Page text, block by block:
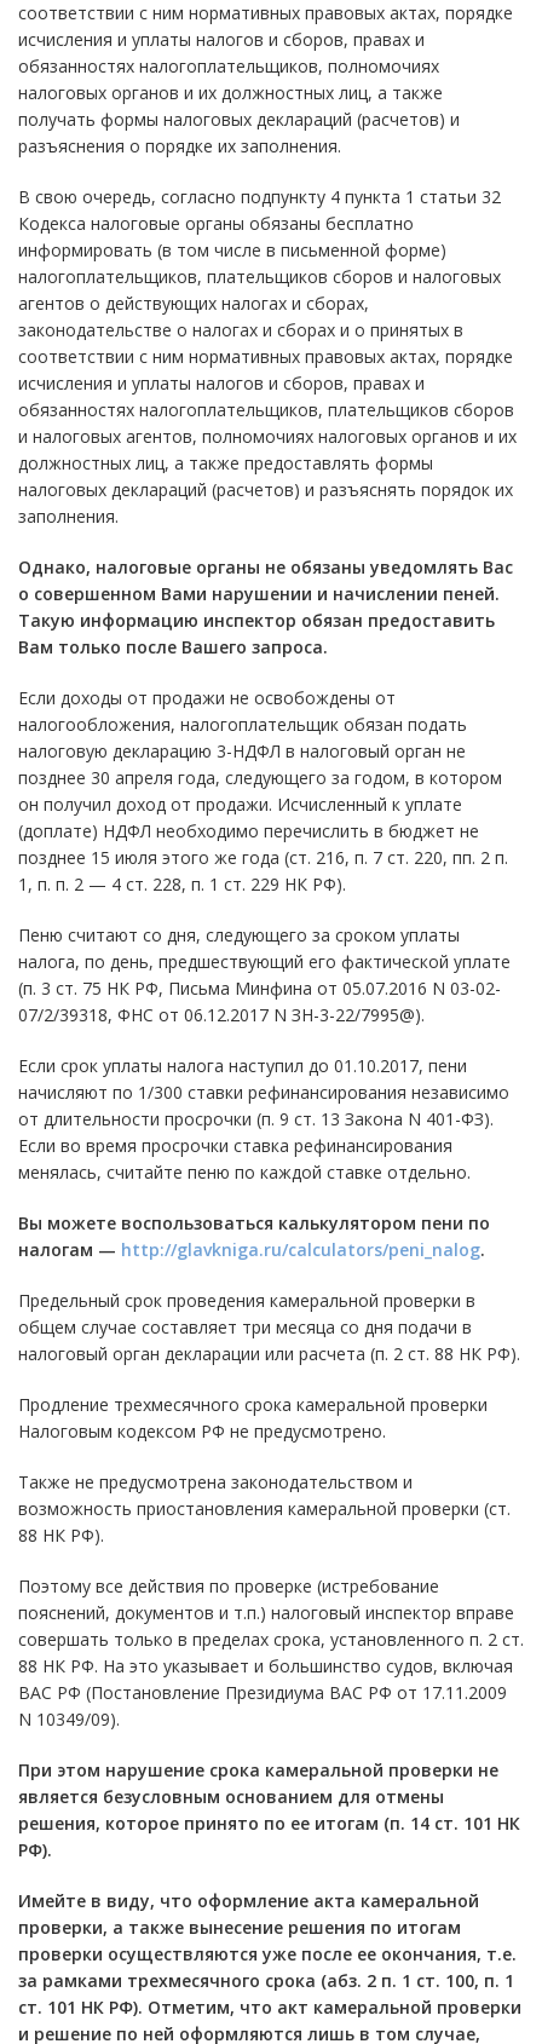
соответствии с ним нормативных правовых актах, порядке
исчисления и уплаты налогов и сборов, правах и
обязанностях налогоплательщиков, полномочиях
налоговых органов и их должностных лиц, а также
получать формы налоговых деклараций (расчетов) и
разъяснения о порядке их заполнения.
В свою очередь, согласно подпункту 4 пункта 1 статьи 32
Кодекса налоговые органы обязаны бесплатно
информировать (в том числе в письменной форме)
налогоплательщиков, плательщиков сборов и налоговых
агентов о действующих налогах и сборах,
законодательстве о налогах и сборах и о принятых в
соответствии с ним нормативных правовых актах, порядке
исчисления и уплаты налогов и сборов, правах и
обязанностях налогоплательщиков, плательщиков сборов
и налоговых агентов, полномочиях налоговых органов и их
должностных лиц, а также предоставлять формы
налоговых деклараций (расчетов) и разъяснять порядок их
заполнения.
Однако, налоговые органы не обязаны уведомлять Вас
о совершенном Вами нарушении и начислении пеней.
Такую информацию инспектор обязан предоставить
Вам только после Вашего запроса.
Если доходы от продажи не освобождены от
налогообложения, налогоплательщик обязан подать
налоговую декларацию 3-НДФЛ в налоговый орган не
позднее 30 апреля года, следующего за годом, в котором
он получил доход от продажи. Исчисленный к уплате
(доплате) НДФЛ необходимо перечислить в бюджет не
позднее 15 июля этого же года (ст. 216, п. 7 ст. 220, пп. 2 п.
1, п. п. 2 — 4 ст. 228, п. 1 ст. 229 НК РФ).
Пеню считают со дня, следующего за сроком уплаты
налога, по день, предшествующий его фактической уплате
(п. 3 ст. 75 НК РФ, Письма Минфина от 05.07.2016 N 03-02-
07/2/39318, ФНС от 06.12.2017 N ЗН-3-22/7995@).
Если срок уплаты налога наступил до 01.10.2017, пени
начисляют по 1/300 ставки рефинансирования независимо
от длительности просрочки (п. 9 ст. 13 Закона N 401-ФЗ).
Если во время просрочки ставка рефинансирования
менялась, считайте пеню по каждой ставке отдельно.
Вы можете воспользоваться калькулятором пени по
налогам — http://glavkniga.ru/calculators/peni_nalog.
Предельный срок проведения камеральной проверки в
общем случае составляет три месяца со дня подачи в
налоговый орган декларации или расчета (п. 2 ст. 88 НК РФ).
Продление трехмесячного срока камеральной проверки
Налоговым кодексом РФ не предусмотрено.
Также не предусмотрена законодательством и
возможность приостановления камеральной проверки (ст.
88 НК РФ).
Поэтому все действия по проверке (истребование
пояснений, документов и т.п.) налоговый инспектор вправе
совершать только в пределах срока, установленного п. 2 ст.
88 НК РФ. На это указывает и большинство судов, включая
ВАС РФ (Постановление Президиума ВАС РФ от 17.11.2009
N 10349/09).
При этом нарушение срока камеральной проверки не
является безусловным основанием для отмены
решения, которое принято по ее итогам (п. 14 ст. 101 НК
РФ).
Имейте в виду, что оформление акта камеральной
проверки, а также вынесение решения по итогам
проверки осуществляются уже после ее окончания, т.е.
за рамками трехмесячного срока (абз. 2 п. 1 ст. 100, п. 1
ст. 101 НК РФ). Отметим, что акт камеральной проверки
и решение по ней оформляются лишь в том случае,